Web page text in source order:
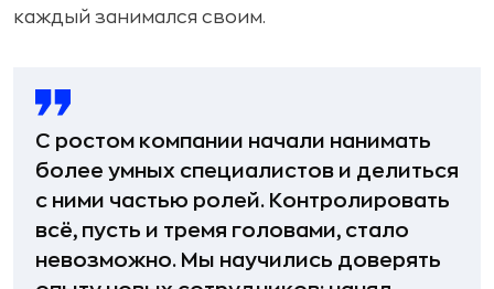
каждый занимался своим.
С ростом компании начали нанимать
более умных специалистов и делиться
с ними частью ролей. Контролировать
всё, пусть и тремя головами, стало
невозможно. Мы научились доверять